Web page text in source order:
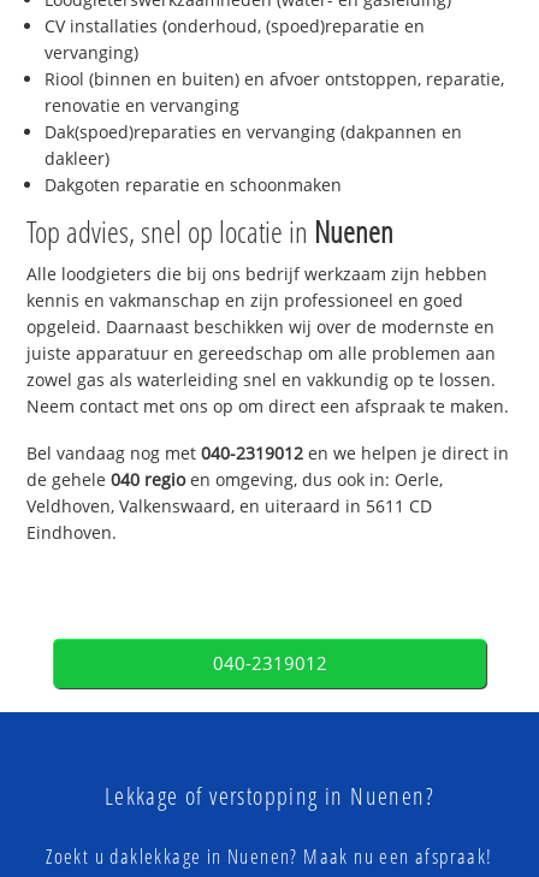
CV installaties (onderhoud, (spoed)reparatie en
vervanging)
Riool (binnen en buiten) en afvoer ontstoppen, reparatie,
renovatie en vervanging
Dak(spoed)reparaties en vervanging (dakpannen en
dakleer)
Dakgoten reparatie en schoonmaken
Top advies, snel op locatie in Nuenen
Alle loodgieters die bij ons bedrijf werkzaam zijn hebben
kennis en vakmanschap en zijn professioneel en goed
opgeleid. Daarnaast beschikken wij over de modernste en
juiste apparatuur en gereedschap om alle problemen aan
zowel gas als waterleiding snel en vakkundig op te lossen.
Neem contact met ons op om direct een afspraak te maken.
Bel vandaag nog met040-2319012 en we helpen je direct in
de gehele040 regioen omgeving, dus ook in: Oerle,
Veldhoven, Valkenswaard, en uiteraard in 5611 CD
Eindhoven.
040-2319012
Lekkage of verstopping in Nuenen?
Zoekt u daklekkage in Nuenen? Maak nu een afspraak!